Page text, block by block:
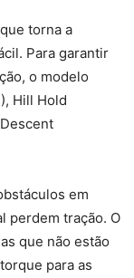
torna a
Para garantir
o modelo
Hill Hold
em
perdem tração. O
que não estão
para as